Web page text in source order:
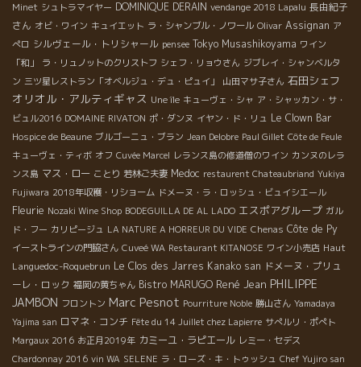
Minet シュトラマイヤー DOMINIQUE DERAIN vendange 2018 Lapalu 長由紀子
さん オビ・ワイン キュイエット ラ・シャンブル・ノワール Olivar Assignan ア
ぺロ シルヴェール・トリシャール pensee Tokyo Musashikoyama ワイン
「和」
ラ・リュノットのクリストフ シェフ・リョウさん ジブレイ・シャンベルタ
ン 三ツ星レストラン「オベルジュ・デュ・ピュイ」 山田マサ子さん 石田シェフ
オリオル・アルティギャス Une île キューヴェ・シャ ア・シャッカン・サ・
ビュル2016 DOMAINE RIVATON ポ・ダンヌ イヤン・ド・リュ Le Clown Bar
Hospice de Beaune ブルゴーニュ・ブラン Jean Delobre Paul Gillet Côte de Feule
キューヴェ・ティボ オフ Cuvée Marcel レランス島の修道僧のワイン カンヌのレラ
ンス島 マス・ロー ことり 若林ご夫妻 Medoc restaurent Chateaubriand Yukiya
Fujiwara 2018年収穫・リショーム ドメーヌ・ラ・ロッシュ・ビュイシエール
Fleurie Nozaki Wine Shop BODEGUILLA DE AL LADO エスポアグループ ガル
ド・フー カリピージュ LA NATURE A HORREUR DU VIDE Chenas Côte de Py
イーストラインの門脇さん Cuveé WA Restaurant KITANOSE ワイン小売店 Haut
Languedoc-Roquebrun Le Clos des Jarres Kanako san ドメーヌ・プリュ
ーレ・ロック 福岡の黄ちゃん Bistro MARUGO René Jean PHILIPPE
JAMBON フロントン Marc Pesnot Pourriture Noble 勝山さん Yamadaya
Yajima san ロマネ・コンチ Fête du 14 Juillet chez Lapierre サぺルリ・ポぺト
Margaux 2016 お正月2019年 カミーユ・ラピエール レミー・セデス
Chardonnay 2016 vin WA SELENE ラ・ローズ・キ・トゥッシュ Chef Yujiro san